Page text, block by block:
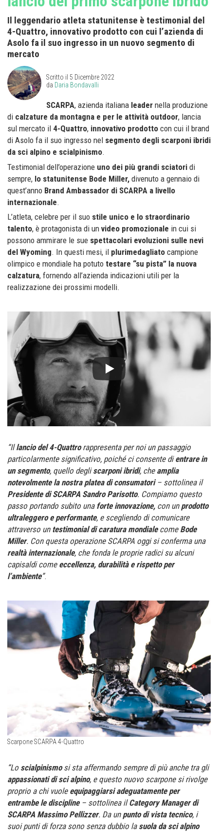
Il leggendario atleta statunitense è testimonial del
4-Quattro, innovativo prodotto con cui l’azienda di
Asolo fa il suo ingresso in un nuovo segmento di
mercato
Scritto il 5 Dicembre 2022
da Daria Bondavalli
SCARPA, azienda italiana leader nella produzione
di calzature da montagna e per le attività outdoor, lancia
sul mercato il 4-Quattro, innovativo prodotto con cui il brand
di Asolo fa il suo ingresso nel segmento degli scarponi ibridi
da sci alpino e scialpinismo.
Testimonial dell’operazione uno dei più grandi sciatori di
sempre, lo statunitense Bode Miller, divenuto a gennaio di
quest’anno Brand Ambassador di SCARPA a livello
internazionale.
L’atleta, celebre per il suo stile unico e lo straordinario
talento, è protagonista di un video promozionale in cui si
possono ammirare le sue spettacolari evoluzioni sulle nevi
del Wyoming. In questi mesi, il plurimedagliato campione
olimpico e mondiale ha potuto testare “su pista” la nuova
calzatura, fornendo all’azienda indicazioni utili per la
realizzazione dei prossimi modelli.
“Illancio del 4-Quattrorappresenta per noi un passaggio
particolarmente significativo, poiché ci consente dientrare in
un segmento, quello degliscarponi ibridi, che amplia
notevolmente la nostra platea di consumatori– sottolinea il
Presidente di SCARPA Sandro Parisotto. Compiamo questo
passo portando subito unaforte innovazione, con un prodotto
ultraleggero e performante, e scegliendo di comunicare
attraverso un testimonial di caratura mondialecome Bode
Miller. Con questa operazione SCARPA oggi si conferma una
realtà internazionale, che fonda le proprie radici su alcuni
capisaldi come eccellenza, durabilità e rispetto per
l’ambiente”.
Scarpone SCARPA 4-Quattro
“Lo scialpinismosi sta affermando sempre di più anche tra gli
appassionati di sci alpino, e questo nuovo scarpone si rivolge
proprio a chi vuoleequipaggiarsi adeguatamente per
entrambe le discipline– sottolinea ilCategory Manager di
SCARPA Massimo Pellizzer. Da un punto di vista tecnico, i
suoi punti di forza sono senza dubbio la suola da sci alpino